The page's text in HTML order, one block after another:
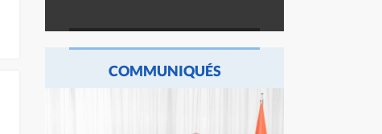
COMMUNIQUÉS